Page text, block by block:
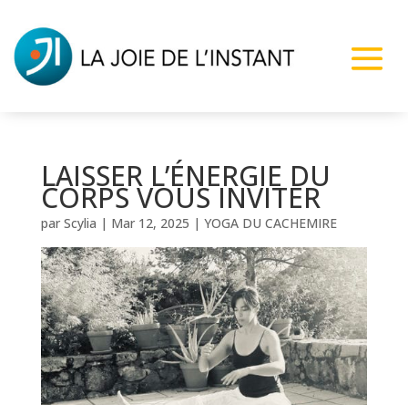
LAISSER L’ÉNERGIE DU
CORPS VOUS INVITER
par Scylia | Mar 12, 2025 | YOGA DU CACHEMIRE